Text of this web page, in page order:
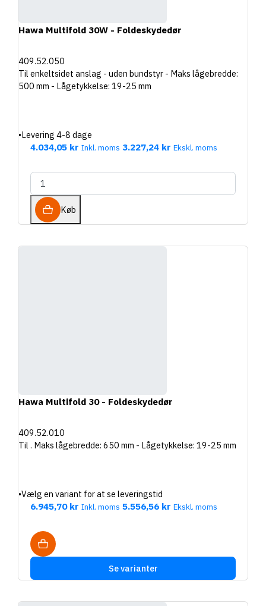
Hawa Multifold 30W - Foldeskydedør
409.52.050
Til enkeltsidet anslag - uden bundstyr - Maks lågebredde:
500 mm - Lågetykkelse: 19-25 mm
•Levering 4-8 dage
4.034,05 kr Inkl. moms 3.227,24 kr Ekskl. moms
Køb
Hawa Multifold 30 - Foldeskydedør
409.52.010
Til . Maks lågebredde: 650 mm - Lågetykkelse: 19-25 mm
•Vælg en variant for at se leveringstid
6.945,70 kr Inkl. moms 5.556,56 kr Ekskl. moms
Se varianter